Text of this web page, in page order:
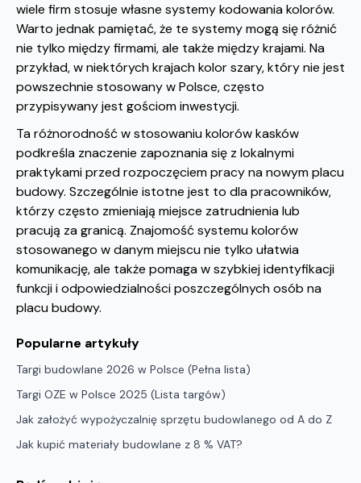
wiele firm stosuje własne systemy kodowania kolorów.
Warto jednak pamiętać, że te systemy mogą się różnić
nie tylko między firmami, ale także między krajami. Na
przykład, w niektórych krajach kolor szary, który nie jest
powszechnie stosowany w Polsce, często
przypisywany jest gościom inwestycji.
Ta różnorodność w stosowaniu kolorów kasków
podkreśla znaczenie zapoznania się z lokalnymi
praktykami przed rozpoczęciem pracy na nowym placu
budowy. Szczególnie istotne jest to dla pracowników,
którzy często zmieniają miejsce zatrudnienia lub
pracują za granicą. Znajomość systemu kolorów
stosowanego w danym miejscu nie tylko ułatwia
komunikację, ale także pomaga w szybkiej identyfikacji
funkcji i odpowiedzialności poszczególnych osób na
placu budowy.
Popularne artykuły
Targi budowlane 2026 w Polsce (Pełna lista)
Targi OZE w Polsce 2025 (Lista targów)
Jak założyć wypożyczalnię sprzętu budowlanego od A do Z
Jak kupić materiały budowlane z 8 % VAT?